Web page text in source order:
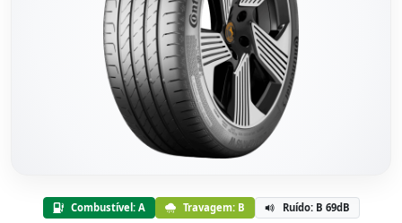
Combustível: A Travagem: B Ruído: B 69dB